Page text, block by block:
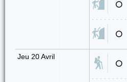
⚪
⚪
Jeu 20 Avril
⚪